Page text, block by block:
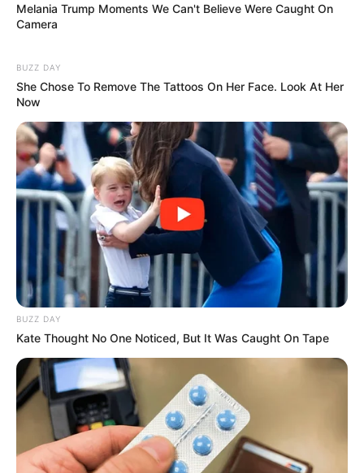
Melania Trump Moments We Can't Believe Were Caught On
Camera
BUZZ DAY
She Chose To Remove The Tattoos On Her Face. Look At Her
Now
BUZZ DAY
Kate Thought No One Noticed, But It Was Caught On Tape